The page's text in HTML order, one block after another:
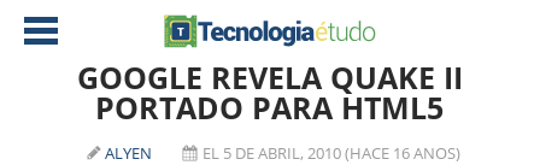
GOOGLE REVELA QUAKE II
PORTADO PARA HTML5
ALYEN EL 5 DE ABRIL, 2010 (HACE 16 ANOS)